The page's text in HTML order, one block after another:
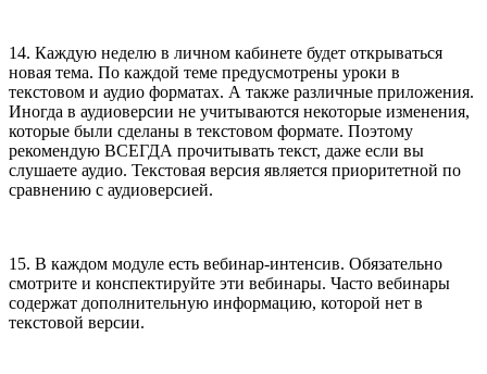
14. Каждую неделю в личном кабинете будет открываться
новая тема. По каждой теме предусмотрены уроки в
текстовом и аудио форматах. А также различные приложения.
Иногда в аудиоверсии не учитываются некоторые изменения,
которые были сделаны в текстовом формате. Поэтому
рекомендую ВСЕГДА прочитывать текст, даже если вы
слушаете аудио. Текстовая версия является приоритетной по
сравнению с аудиоверсией.
15. В каждом модуле есть вебинар-интенсив. Обязательно
смотрите и конспектируйте эти вебинары. Часто вебинары
содержат дополнительную информацию, которой нет в
текстовой версии.